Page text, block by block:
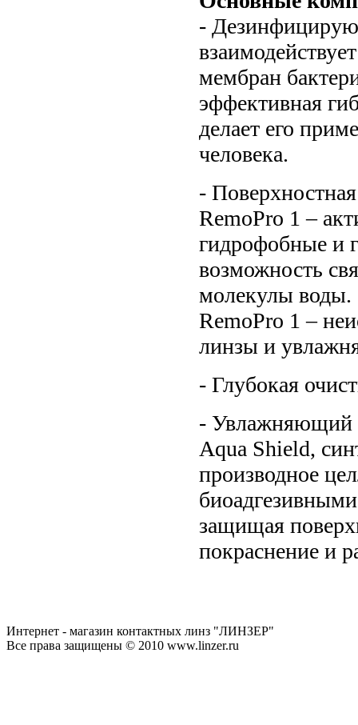
-
мембран
эффективная
делает его
человека.
-
RemoPro 1 –
гидрофобные и
возможность
молекулы воды.
RemoPro 1 –
линзы и
- Глубокая
- Увлажняющий
Aqua Shield,
производное
защищая
покраснение и
Интернет - магазин контактных линз "ЛИНЗЕР"
Все права защищены © 2010 www.linzer.ru